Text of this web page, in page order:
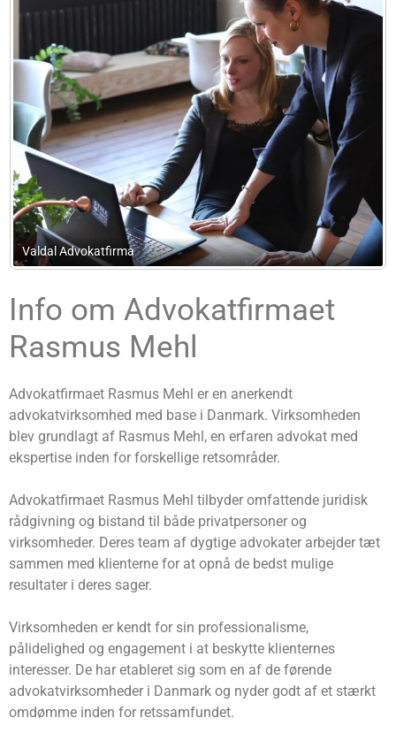
Egbjerg Consulting
Info om Advokatfirmaet
Rasmus Mehl
Advokatfirmaet Rasmus Mehl er en anerkendt
advokatvirksomhed med base i Danmark. Virksomheden
blev grundlagt af Rasmus Mehl, en erfaren advokat med
ekspertise inden for forskellige retsområder.
Advokatfirmaet Rasmus Mehl tilbyder omfattende juridisk
rådgivning og bistand til både privatpersoner og
virksomheder. Deres team af dygtige advokater arbejder tæt
sammen med klienterne for at opnå de bedst mulige
resultater i deres sager.
Virksomheden er kendt for sin professionalisme,
pålidelighed og engagement i at beskytte klienternes
interesser. De har etableret sig som en af ​​de førende
advokatvirksomheder i Danmark og nyder godt af et stærkt
omdømme inden for retssamfundet.